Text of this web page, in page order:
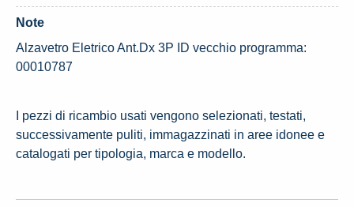
Note
Alzavetro Eletrico Ant.Dx 3P ID vecchio programma:
00010787
I pezzi di ricambio usati vengono selezionati, testati,
successivamente puliti, immagazzinati in aree idonee e
catalogati per tipologia, marca e modello.